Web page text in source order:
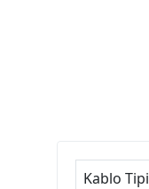
Kablo Tipi